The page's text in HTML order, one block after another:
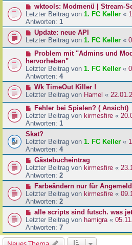
wktools: Modmenü | Stream-
Letzter Beitrag von 1. FC Keller «
Antworten: 1
Update: neue API
Letzter Beitrag von 1. FC Keller «
Problem mit "Admins und
hervorheben"
Letzter Beitrag von 1. FC Keller «
Antworten: 4
Wk TimeOut Killer !
Letzter Beitrag von Hamel «
Fehler bei Spielen? ( Ansicht)
Letzter Beitrag von kirmesfire «
Antworten: 1
Skat?
Letzter Beitrag von 1. FC Keller «
Antworten: 4
Gästebucheintrag
Letzter Beitrag von kirmesfire «
Antworten: 2
Farbeändern nur für
Letzter Beitrag von kirmesfire «
Antworten: 2
alle scripts sind futsch. was
Letzter Beitrag von hamigra «
Antworten: 7